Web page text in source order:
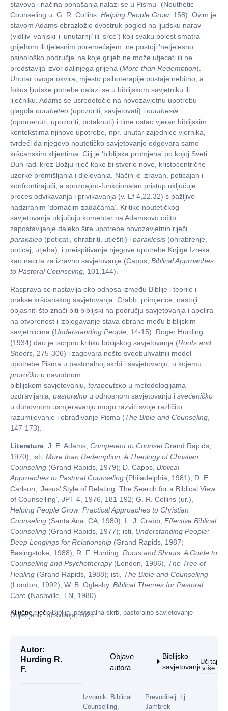
stavova i načina ponašanja nalazi se u Pismu” (Nouthetic
Counseling u: G. R. Collins, Helping People Grow, 158). Ovim je
stavom Adams obrazložio dvostruk pogled na ljudsku narav
(vidljiv ‘vanjski’ i ‘unutarnji’ ili ‘srce’) koji svaku bolest smatra
grijehom ili tjelesnim poremećajem: ne postoji ‘netjelesno
psihološko područje’ na koje grijeh ne može utjecati ili ne
predstavlja izvor daljnjega grijeha (More than Redemption).
Unutar ovoga okvira, mjesto psihoterapije postaje nebitno, a
fokus ljudske potrebe nalazi se u biblijskom savjetniku ili
liječniku. Adams se usredotočio na novozavjetnu upotrebu
glagola noutheteo (upozoriti, savjetovati) i nouthesia
(opomenuti, upozoriti, potaknuti) i time ostao vjeran biblijskim
kontekstima njihove upotrebe, npr. unutar zajednice vjernika,
tvrdeći da njegovo noutetičko savjetovanje odgovara samo
kršćanskim klijentima. Cilj je ‘biblijska promjena’ po kojoj Sveti
Duh radi kroz Božju riječ kako bi stvorio nove, kristocentrične
uzorke promišljanja i djelovanja. Način je izravan, poticajan i
konfrontirajući, a spoznajno-funkcionalan pristup uključuje
proces odvikavanja i privikavanja (v. Ef 4,22.32) s pažljivo
nadziranim ‘domaćim zadaćama’. Kritike noutetičkog
savjetovanja uključuju komentar na Adamsovo očito
zapostavljanje daleko šire upotrebe novozavjetnih riječi
parakaleo (poticati, ohrabriti, utješiti) i paraklesis (ohrabrenje,
poticaj, utjeha), i preispitivanje njegove upotrebe Knjige Izreka
kao nacrta za izravno savjetovanje (Capps, Biblical Approaches
to Pastoral Counseling , 101,144).
Rasprava se nastavlja oko odnosa između Biblije i teorije i
prakse kršćanskog savjetovanja. Crabb, primjerice, nastoji
objasniti što znači biti biblijski na području savjetovanja i apelira
na otvorenost i izbjegavanje stava obrane među biblijskim
savjetnicima (Understanding People , 14-15). Roger Hurding
(1934) dao je iscrpnu kritiku biblijskog savjetovanja (Roots and
Shoots , 275-306) i zagovara nešto sveobuhvatniji model
upotrebe Pisma u pastoralnoj skrbi i savjetovanju, u kojemu
proročko u navodnom
biblijskom savjetovanju, terapeutsko u metodologijama
ozdravljanja, pastoralno u odnosnom savjetovanju i svećeničko
u duhovnom usmjeravanju mogu razviti svoje različito
razumijevanje i obrađivanje Pisma (The Bible and Counseling
147-173).
Literatura: J. E. Adams, Competent to CounselGrand Rapids,
1970); isti, More than Redemption: A Theology of Christian
Counseling (Grand Rapids, 1979); D. Capps, Biblical
Approaches to Pastoral Counseling (Philadelphia, 1981); D. E.
Carlson, ‘Jesus’ Style of Relating: The Search for a Biblical View
of Counselling’, JPT 4, 1976, 181-192; G. R. Collins (ur.),
Helping People Grow: Practical Approaches to Christian
Counseling (Santa Ana, CA, 1980); L. J. Crabb, Effective Biblical
Counseling (Grand Rapids, 1977); isti, Understanding People:
Deep Longings for Relationship (Grand Rapids, 1987;
Basingstoke, 1988); R. F. Hurding, Roots and Shoots: A Guide to
Counselling and Psychotherapy(London, 1986), The Tree of
Healing (Grand Rapids, 1988); isti, The Bible and Counselling
(London, 1992); W. B. Oglesby, Biblical Themes for Pastoral
Care (Nashville, TN, 1980).
Ključne riječi:Biblija, pastoralna skrb pastoralno savjetovanje
Objavljeno: 10 svibnja, 2024
Autor:
Hurding R.
F.
Objave
autora
Biblijsko
savjetovanje
Učitaj
više
Izvornik: Biblical
Counselling,
Prevoditelj: Lj.
Jambrek